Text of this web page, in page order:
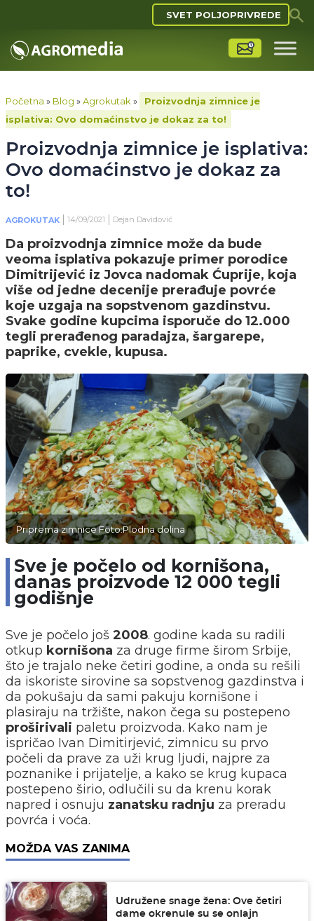
SVET POLJOPRIVREDE
Početna » Blog »Agrokutak »
Proizvodnja zimnice je
isplativa: Ovo domaćinstvo je dokaz za to!
Proizvodnja zimnice je isplativa:
Ovo domaćinstvo je dokaz za
to!
AGROKUTAK 14/09/2021 Dejan Davidović
Da proizvodnja zimnice može da bude
veoma isplativa pokazuje primer porodice
Dimitrijević iz Jovca nadomak Ćuprije, koja
više od jedne decenije prerađuje povrće
koje uzgaja na sopstvenom gazdinstvu.
Svake godine kupcima isporuče do 12.000
tegli prerađenog paradajza, šargarepe,
paprike, cvekle, kupusa.
Priprema zimnice Foto:Plodna dolina
Sve je počelo od kornišona,
danas proizvode 12 000 tegli
godišnje
Sve je počelo još 2008. godine kada su radili
otkup kornišona za druge firme širom Srbije,
što je trajalo neke četiri godine, a onda su rešili
da iskoriste sirovine sa sopstvenog gazdinstva i
da pokušaju da sami pakuju kornišone i
plasiraju na tržište, nakon čega su postepeno
proširivali paletu proizvoda. Kako nam je
ispričao Ivan Dimitirjević, zimnicu su prvo
počeli da prave za uži krug ljudi, najpre za
poznanike i prijatelje, a kako se krug kupaca
postepeno širio, odlučili su da krenu korak
napred i osnuju zanatsku radnju za preradu
povrća i voća.
MOŽDA VAS ZANIMA
Udružene snage žena: Ove četiri
dame okrenule su se onlajn